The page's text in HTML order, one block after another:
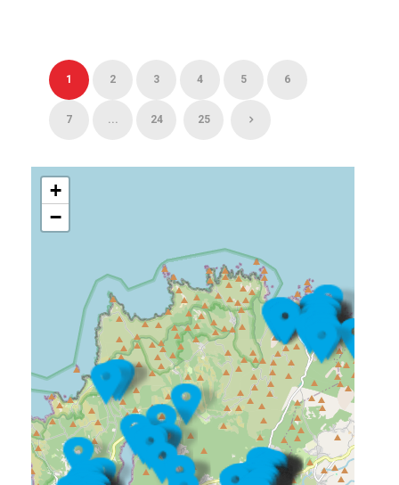
1 2 3 4 5 6
7 ... 24 25
+
−